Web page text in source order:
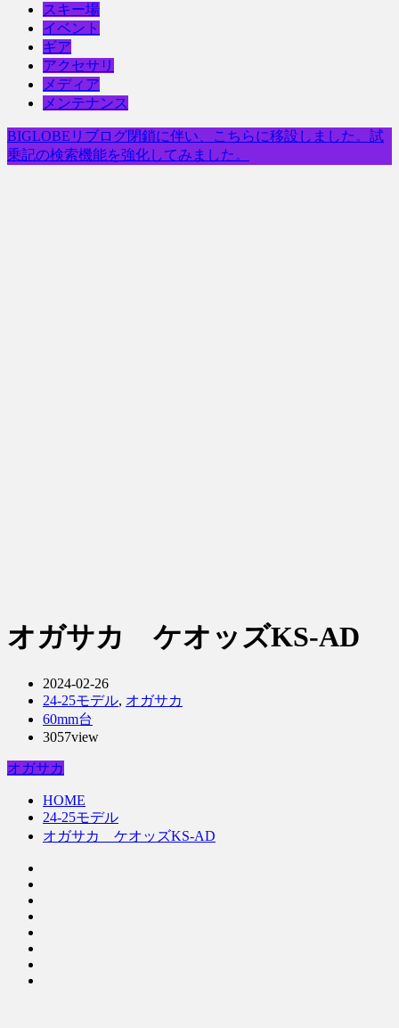
スキー場
イベント
ギア
アクセサリ
メディア
メンテナンス
BIGLOBEリブログ閉鎖に伴い、こちらに移設しました。試
乗記の検索機能を強化してみました。
オガサカ ケオッズKS-AD
2024-02-26
24-25モデル, オガサカ
60mm台
3057view
オガサカ
HOME
24-25モデル
オガサカ ケオッズKS-AD